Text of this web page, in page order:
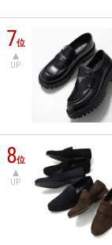
7位
UP
8位
UP